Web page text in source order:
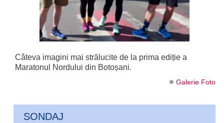
Câteva imagini mai strălucite de la prima ediție a
Maratonul Nordului din Botoșani.
Galerie Foto
SONDAJ